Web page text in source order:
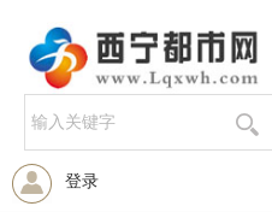
登录